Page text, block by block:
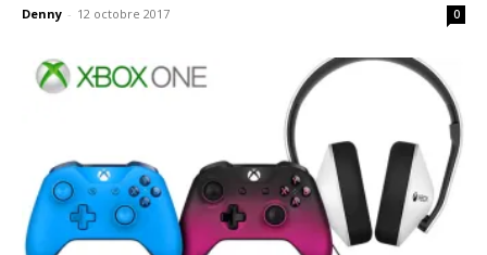
Denny - 12 octobre 2017 0